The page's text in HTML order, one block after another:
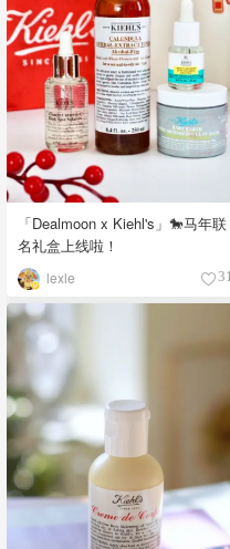
「Dealmoon x Kiehl's」🐎马年联
名礼盒上线啦！
lexle 31